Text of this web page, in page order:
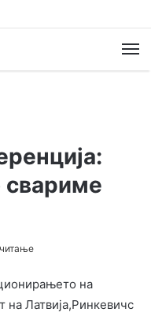
свариме
на
на Латвија,Ринкевичс